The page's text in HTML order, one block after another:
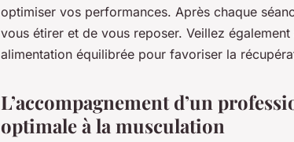
optimiser vos performances. Après chaque
vous étirer et de vous reposer. Veillez
alimentation équilibrée pour favoriser la
L’accompagnement d’un
optimale à la musculation